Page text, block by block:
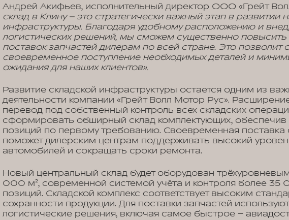
Андрей Акифьев, исполнительный директор ООО «Грейт
склад в Клину – это стратегически важный этап в развитии
инфраструктуры. Благодаря удобному расположению и
логистических решений, мы сможем существенно повысить
поставок запчастей дилерам по всей стране. Это позволит
своевременное поступление необходимых деталей и
ожидания для наших клиентов».
Развитие складской инфраструктуры остается одним из
деятельности компании «Грейт Волл Мотор Рус».
перевод под собственный контроль всех складских
сформировать обширный склад комплектующих, обеспечив
позиций по первому требованию. Своевременная поставка
поможет дилерским центрам поддерживать высокий
автомобилей и сокращать сроки ремонта.
Новый центральный склад будет оборудован
000 м², современной системой учёта и контроля более 35
позиций. Складской комплекс соответствует высоким
сохранности продукции. Для поставки запчастей
логистические решения, включая самое быстрое –